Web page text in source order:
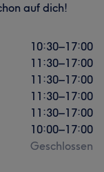
auf dich!
10:30–17:00
11:30–17:00
11:30–17:00
11:30–17:00
11:30–17:00
10:00–17:00
Geschlossen